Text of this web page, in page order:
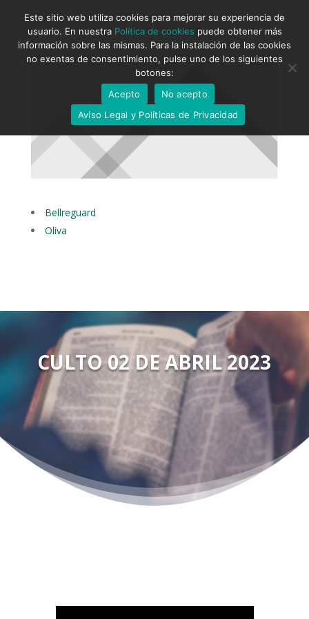
Bellreguard
Oliva
CULTO 02 DE ABRIL 2023
Este sitio web utiliza cookies para mejorar su experiencia de
usuario. En nuestra Política de cookies puede obtener más
información sobre las mismas. Para la instalación de las cookies
no exentas de consentimiento, pulse uno de los siguientes
botones:
Acepto
No acepto
Aviso Legal y Políticas de Privacidad